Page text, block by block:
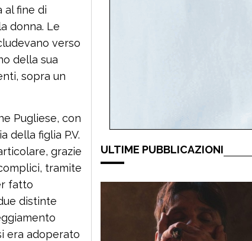
al fine di
donna. Le
verso
della sua
sopra un
Pugliese, con
della figlia P.V.
grazie
tramite
fatto
distinte
era adoperato
ULTIME PUBBLICAZIONI